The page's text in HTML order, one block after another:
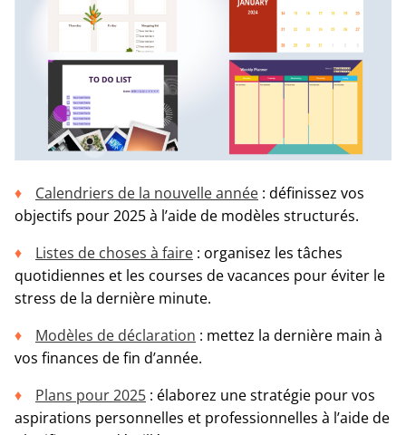
Calendriers de la nouvelle année : définissez vos
objectifs pour 2025 à l’aide de modèles structurés.
Listes de choses à faire : organisez les tâches
quotidiennes et les courses de vacances pour éviter le
stress de la dernière minute.
Modèles de déclaration : mettez la dernière main à
vos finances de fin d’année.
Plans pour 2025 : élaborez une stratégie pour vos
aspirations personnelles et professionnelles à l’aide de